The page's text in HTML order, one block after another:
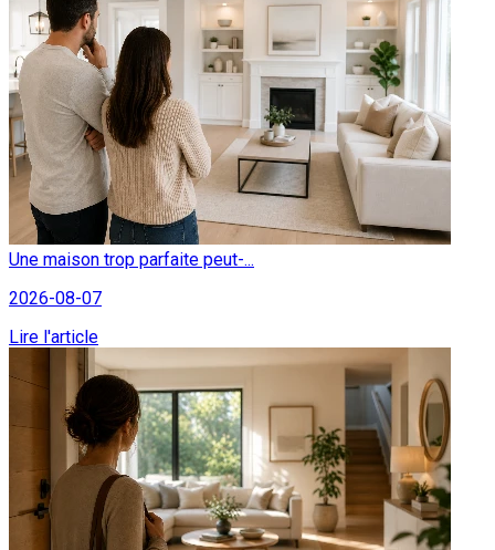
Une maison trop parfaite peut-...
2026-08-07
Lire l'article